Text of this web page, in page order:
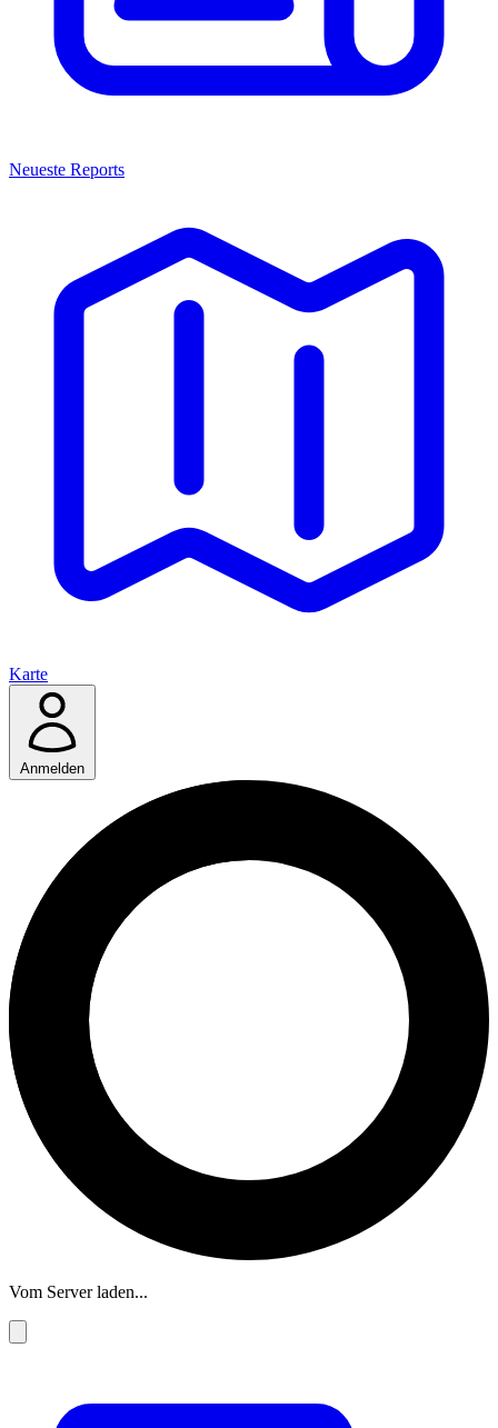
Neueste Reports
Karte
Anmelden
Vom Server laden...